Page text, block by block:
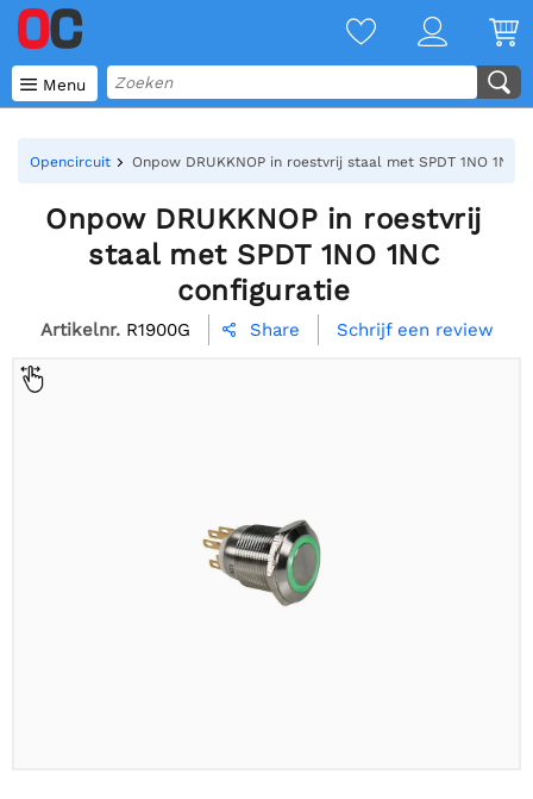
 Menu
Opencircuit Onpow DRUKKNOP in roestvrij staal met SPDT 1NO 1NC
Onpow DRUKKNOP in roestvrij
staal met SPDT 1NO 1NC
configuratie
Artikelnr. R1900G  Share Schrijf een review